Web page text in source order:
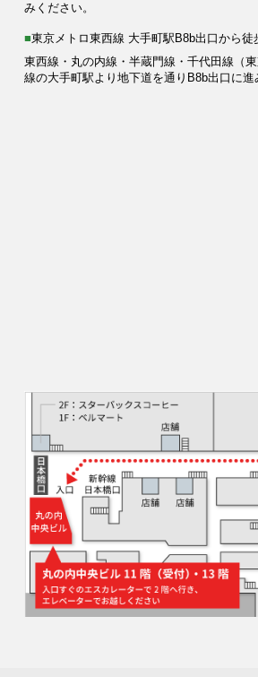
みください。
■東京メトロ東西線 大手町駅B8b出口から徒
東西線・丸の内線・半蔵門線・千代田線（
線の大手町駅より地下道を通りB8b出口に進